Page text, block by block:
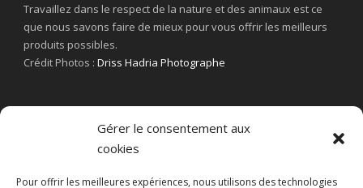
Gérer le consentement aux
cookies
Pour offrir les meilleures expériences, nous utilisons des technologies
Travaillez dans le respect de la nature et des animaux est ce
que nous savons faire de mieux pour vous offrir les meilleurs
produits possibles.
Crédit Photos : Driss Hadria Photographe